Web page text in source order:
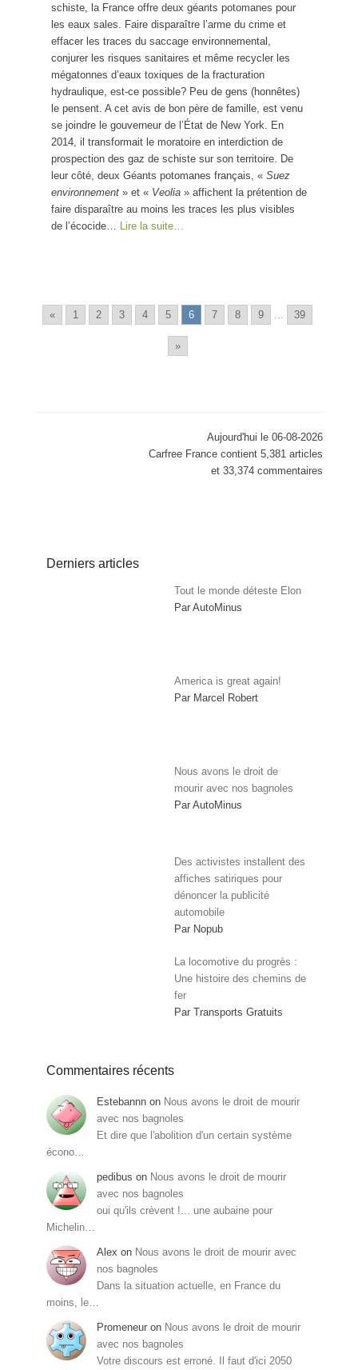
schiste, la France offre deux géants potomanes pour
les eaux sales. Faire disparaître l’arme du crime et
effacer les traces du saccage environnemental,
conjurer les risques sanitaires et même recycler les
mégatonnes d’eaux toxiques de la fracturation
hydraulique, est-ce possible? Peu de gens (honnêtes)
le pensent. A cet avis de bon père de famille, est venu
se joindre le gouverneur de l’État de New York. En
2014, il transformait le moratoire en interdiction de
prospection des gaz de schiste sur son territoire. De
leur côté, deux Géants potomanes français, « Suez
environnement » et « Veolia » affichent la prétention de
faire disparaître au moins les traces les plus visibles
de l’écocide… Lire la suite…
« 1 2 3 4 5 6 7 8 9 ... 39
»
Aujourd'hui le 06-08-2026
Carfree France contient 5,381 articles
et 33,374 commentaires
Derniers articles
Tout le monde déteste Elon
Par AutoMinus
America is great again!
Par Marcel Robert
Nous avons le droit de
mourir avec nos bagnoles
Par AutoMinus
Des activistes installent des
affiches satiriques pour
dénoncer la publicité
automobile
Par Nopub
La locomotive du progrès :
Une histoire des chemins de
fer
Par Transports Gratuits
Commentaires récents
Estebannn on Nous avons le droit de mourir
avec nos bagnoles
Et dire que l'abolition d'un certain système
écono…
pedibus on Nous avons le droit de mourir
avec nos bagnoles
oui qu'ils crèvent !... une aubaine pour
Michelin…
Alex on Nous avons le droit de mourir avec
nos bagnoles
Dans la situation actuelle, en France du
moins, le…
Promeneur on Nous avons le droit de mourir
avec nos bagnoles
Votre discours est erroné. Il faut d'ici 2050